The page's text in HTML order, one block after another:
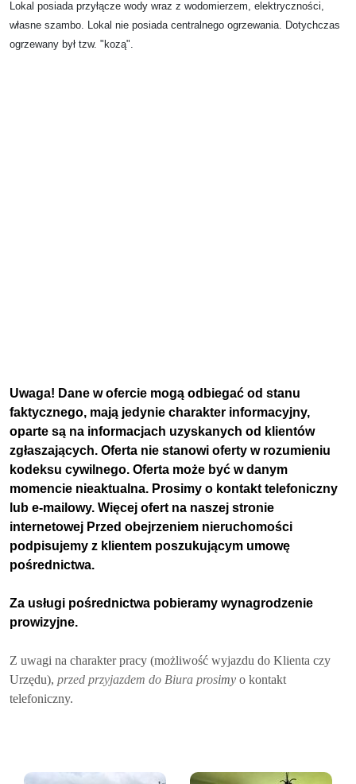
Lokal posiada przyłącze wody wraz z wodomierzem, elektryczności,
własne szambo. Lokal nie posiada centralnego ogrzewania. Dotychczas
ogrzewany był tzw. "kozą".
Uwaga! Dane w ofercie mogą odbiegać od stanu
faktycznego, mają jedynie charakter informacyjny,
oparte są na informacjach uzyskanych od klientów
zgłaszających. Oferta nie stanowi oferty w rozumieniu
kodeksu cywilnego. Oferta może być w danym
momencie nieaktualna. Prosimy o kontakt telefoniczny
lub e-mailowy. Więcej ofert na naszej stronie
internetowej Przed obejrzeniem nieruchomości
podpisujemy z klientem poszukującym umowę
pośrednictwa.
Za usługi pośrednictwa pobieramy wynagrodzenie
prowizyjne.
Z uwagi na charakter pracy (możliwość wyjazdu do Klienta czy
Urzędu), przed przyjazdem do Biura prosimy o kontakt
telefoniczny.